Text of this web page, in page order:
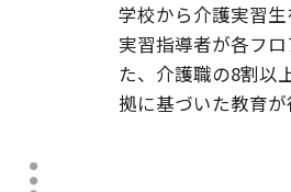
学校から介護実習
実習指導者が各フ
た、介護職の8割以
拠に基づいた教育が